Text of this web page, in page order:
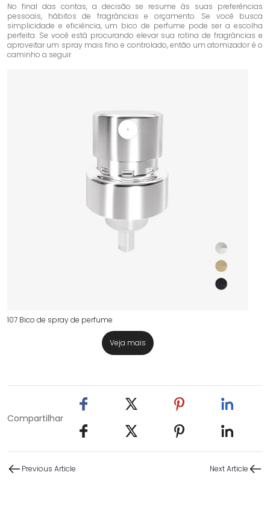
No final das contas, a decisão se resume às suas preferências
pessoais, hábitos de fragrâncias e orçamento. Se você busca
simplicidade e eficiência, um bico de perfume pode ser a escolha
perfeita. Se você está procurando elevar sua rotina de fragrâncias e
aproveitar um spray mais fino e controlado, então um atomizador é o
caminho a seguir.
107 Bico de spray de perfume
Veja mais
Compartilhar
Previous Article Next Article